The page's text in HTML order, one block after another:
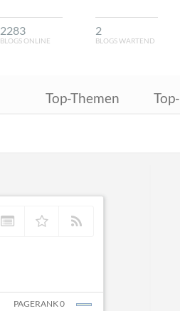
2283
BLOGS ONLINE
2
BLOGS WARTEND
Top-Themen
PAGERANK 0